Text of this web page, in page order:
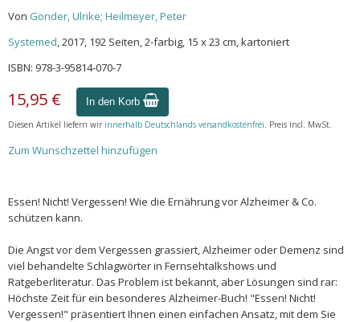
Von Gonder, Ulrike; Heilmeyer, Peter
Systemed, 2017, 192 Seiten, 2-farbig, 15 x 23 cm, kartoniert
ISBN: 978-3-95814-070-7
15,95 € In den Korb
Diesen Artikel liefern wir innerhalb Deutschlands versandkostenfrei. Preis incl. MwSt.
Zum Wunschzettel hinzufügen
Essen! Nicht! Vergessen! Wie die Ernährung vor Alzheimer & Co.
schützen kann.
Die Angst vor dem Vergessen grassiert, Alzheimer oder Demenz sind
viel behandelte Schlagwörter in Fernsehtalkshows und
Ratgeberliteratur. Das Problem ist bekannt, aber Lösungen sind rar:
Höchste Zeit für ein besonderes Alzheimer-Buch! "Essen! Nicht!
Vergessen!" präsentiert Ihnen einen einfachen Ansatz, mit dem Sie